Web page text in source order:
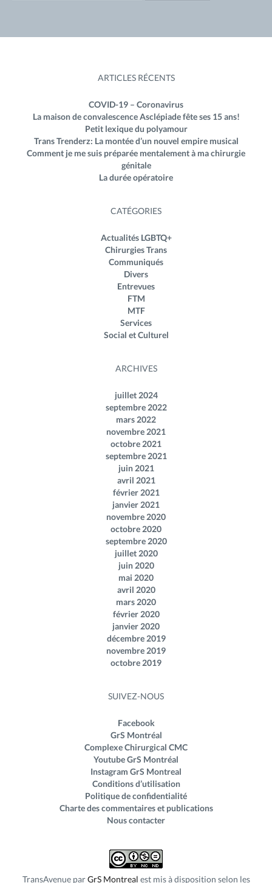
ARTICLES RÉCENTS
COVID-19 – Coronavirus
La maison de convalescence Asclépiade fête ses 15 ans!
Petit lexique du polyamour
Trans Trenderz: La montée d’un nouvel empire musical
Comment je me suis préparée mentalement à ma chirurgie
génitale
La durée opératoire
CATÉGORIES
Actualités LGBTQ+
Chirurgies Trans
Communiqués
Divers
Entrevues
FTM
MTF
Services
Social et Culturel
ARCHIVES
juillet 2024
septembre 2022
mars 2022
novembre 2021
octobre 2021
septembre 2021
juin 2021
avril 2021
février 2021
janvier 2021
novembre 2020
octobre 2020
septembre 2020
juillet 2020
juin 2020
mai 2020
avril 2020
mars 2020
février 2020
janvier 2020
décembre 2019
novembre 2019
octobre 2019
SUIVEZ-NOUS
Facebook
GrS Montréal
Complexe Chirurgical CMC
Youtube GrS Montréal
Instagram GrS Montreal
Conditions d’utilisation
Politique de confidentialité
Charte des commentaires et publications
Nous contacter
TransAvenueparGrS Montreal est mis à disposition selon les